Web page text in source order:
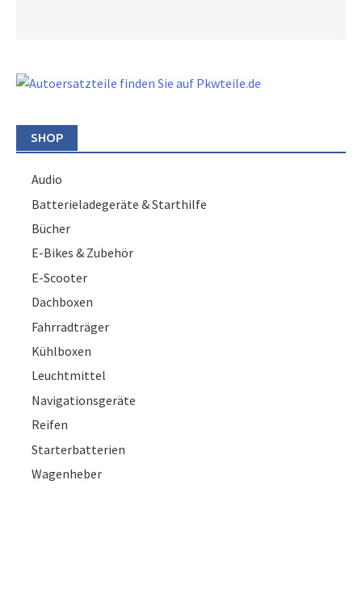
SHOP
Audio
Batterieladegeräte & Starthilfe
Bücher
E-Bikes & Zubehör
E-Scooter
Dachboxen
Fahrradträger
Kühlboxen
Leuchtmittel
Navigationsgeräte
Reifen
Starterbatterien
Wagenheber